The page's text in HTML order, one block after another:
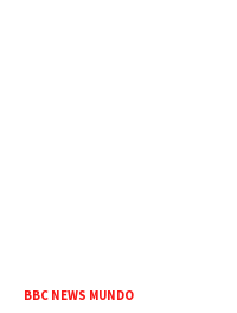
BBC NEWS MUNDO